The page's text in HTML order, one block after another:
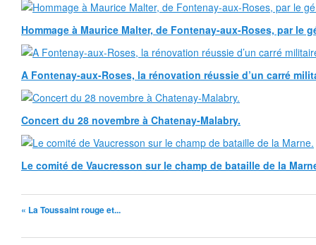
Hommage à Maurice Malter, de Fontenay-aux-Roses, par le
A Fontenay-aux-Roses, la rénovation réussie d’un carré
Concert du 28 novembre à Chatenay-Malabry.
Le comité de Vaucresson sur le champ de bataille de la
« La Toussaint rouge et...